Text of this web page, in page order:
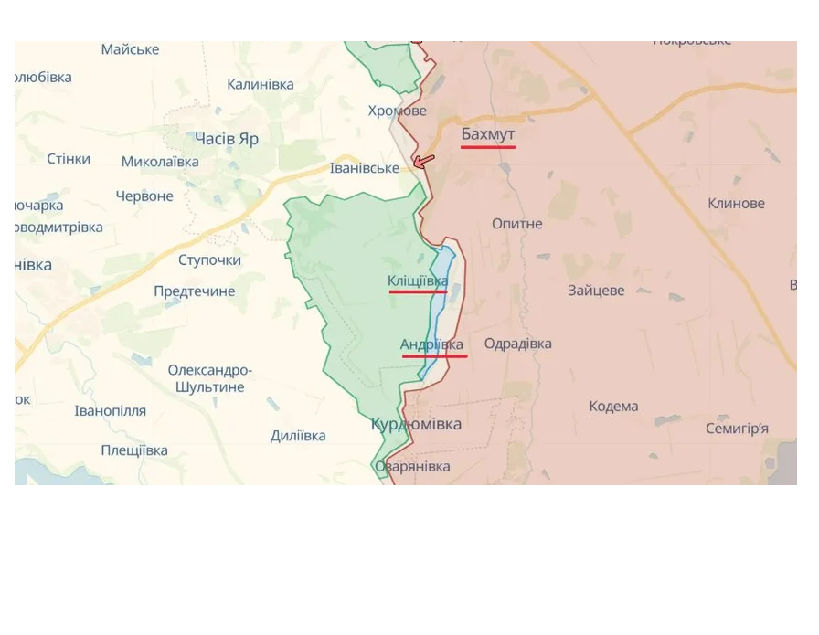
Карта DeepState станом на вечір 31 жовтня 2023 року
Скриншот
Тим часом на Запорізькому напрямку окупанти намагалися відновити втрачене положення в
районі Роботиного, проте успіху не мали.
Своєю чергою українські військові продовжують вести наступальні операції на Мелітопольському
напрямку, завдають російським військам втрат у живій силі та техніці, виснажують ворога вздовж
усієї лінії фронту.